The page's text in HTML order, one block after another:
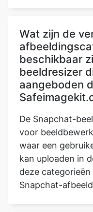
Wat zijn de
beschikbaar
beeldresizer
aangeboden
De Snapchat-
voor
waar een
kan uploaden in
deze
Snapchat-